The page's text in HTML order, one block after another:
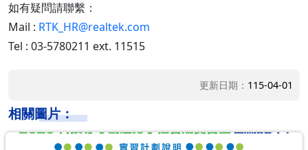
如有疑問請聯繫：
Mail : RTK_HR@realtek.com
Tel : 03-5780211 ext. 11515
更新日期： 115-04-01
相關圖片：